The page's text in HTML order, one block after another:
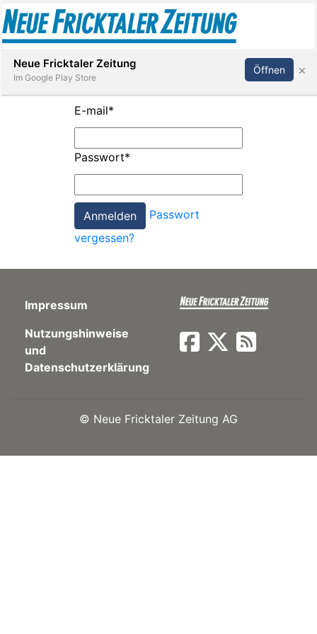
Paper
App
Abonnieren Anmelden
E-mail*
Passwort*
Passwort
vergessen?
Impressum
Nutzungshinweise
und
Datenschutzerklärung
© Neue Fricktaler Zeitung AG
Neue Fricktaler Zeitung
Im Google Play Store
Öffnen ×